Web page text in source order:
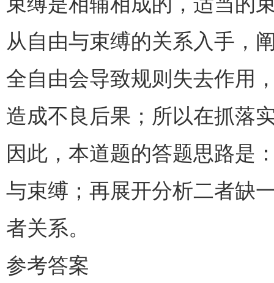
从自由与束缚的关系入手，
全自由会导致规则失去作用
造成不良后果；所以在抓落
因此，本道题的答题思路是
与束缚；再展开分析二者缺
者关系。
参考答案